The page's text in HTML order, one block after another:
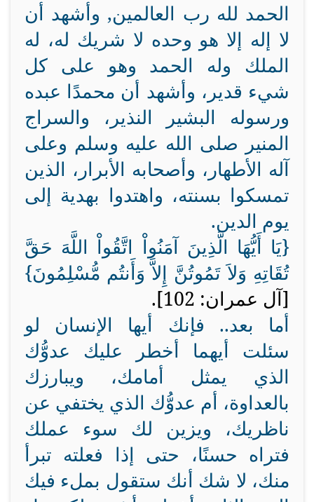
الحمد لله رب العالمين, وأشهد أن
لا إله إلا هو وحده لا شريك له، له
الملك وله الحمد وهو على كل
شيء قدير، وأشهد أن محمدًا عبده
ورسوله البشير النذير، والسراج
المنير صلى الله عليه وسلم وعلى
آله الأطهار، وأصحابه الأبرار، الذين
تمسكوا بسنته، واهتدوا بهدية إلى
يوم الدين.
{يَا أَيُّهَا الَّذِينَ آمَنُواْ اتَّقُواْ اللَّهَ حَقَّ
تُقَاتِهِ وَلاَ تَمُوتُنَّ إِلاَّ وَأَنتُم مُّسْلِمُونَ}
[آل عمران: 102].
أما بعد.. فإنك أيها الإنسان لو
سئلت أيهما أخطر عليك عدوُّك
الذي يمثل أمامك، ويبارزك
بالعداوة، أم عدوُّك الذي يختفي عن
ناظريك، ويزين لك سوء عملك
فتراه حسنًا، حتى إذا فعلته تبرأ
منك، لا شك أنك ستقول بملء فيك